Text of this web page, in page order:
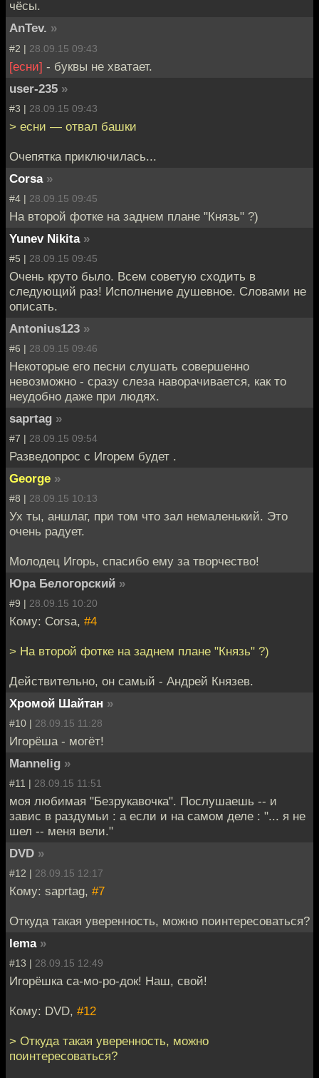
чёсы.
AnTev. »
#2 | 28.09.15 09:43
[есни] - буквы не хватает.
user-235 »
#3 | 28.09.15 09:43
> есни — отвал башки
Очепятка приключилась...
Corsa »
#4 | 28.09.15 09:45
На второй фотке на заднем плане "Князь" ?)
Yunev Nikita »
#5 | 28.09.15 09:45
Очень круто было. Всем советую сходить в
следующий раз! Исполнение душевное. Словами не
описать.
Antonius123 »
#6 | 28.09.15 09:46
Некоторые его песни слушать совершенно
невозможно - сразу слеза наворачивается, как то
неудобно даже при людях.
saprtag »
#7 | 28.09.15 09:54
Разведопрос с Игорем будет .
George »
#8 | 28.09.15 10:13
Ух ты, аншлаг, при том что зал немаленький. Это
очень радует.
Молодец Игорь, спасибо ему за творчество!
Юра Белогорский »
#9 | 28.09.15 10:20
Кому: Corsa, #4
> На второй фотке на заднем плане "Князь" ?)
Действительно, он самый - Андрей Князев.
Хромой Шайтан »
#10 | 28.09.15 11:28
Игорёша - могёт!
Mannelig »
#11 | 28.09.15 11:51
моя любимая "Безрукавочка". Послушаешь -- и
завис в раздумьи : а если и на самом деле : "... я не
шел -- меня вели."
DVD »
#12 | 28.09.15 12:17
Кому: saprtag, #7
Откуда такая уверенность, можно поинтересоваться?
lema »
#13 | 28.09.15 12:49
Игорёшка са-мо-ро-док! Наш, свой!
Кому: DVD, #12
> Откуда такая уверенность, можно
поинтересоваться?